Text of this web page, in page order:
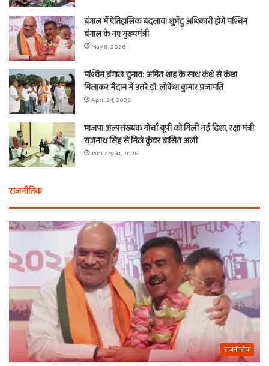
बंगाल में ऐतिहासिक बदलाव! शुभेंदु अधिकारी होंगे पश्चिम
बंगाल के नए मुख्यमंत्री
May 8, 2026
पश्चिम बंगाल चुनाव: अमित शाह के साथ कंधे से कंधा
मिलाकर मैदान में उतरे डॉ. लोकेश कुमार प्रजापति
April 24, 2026
भाजपा अल्पसंख्यक मोर्चा यूपी को मिली नई दिशा, रक्षा मंत्री
राजनाथ सिंह से मिले कुंवर बासित अली
January 31, 2026
राजनीतिक
राजनीतिक